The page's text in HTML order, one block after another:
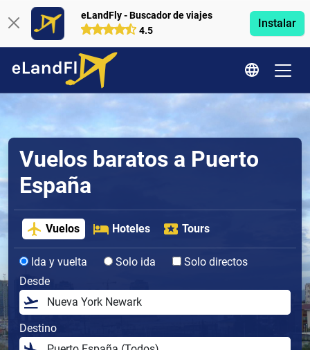
eLandFly - Buscador de viajes
4.5
Instalar
Vuelos baratos a Puerto
España
Vuelos Hoteles Tours
Ida y vuelta Solo ida
Solo directos
Desde
Destino